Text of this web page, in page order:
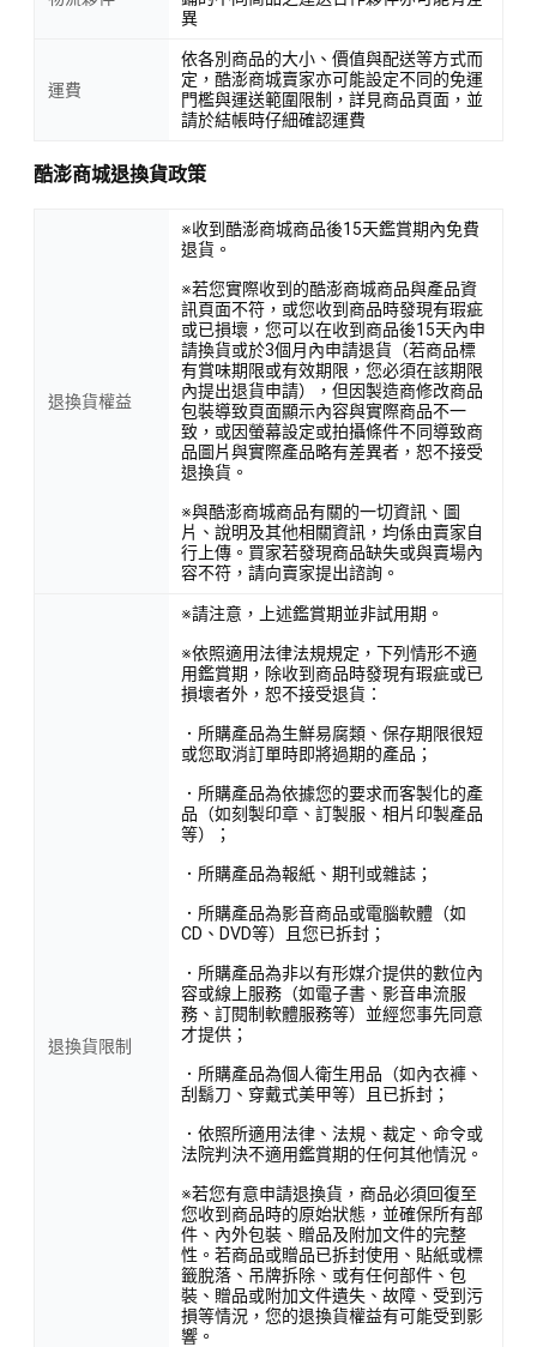
異
運費
依各別商品的大小、價值與配送等方式而
定，酷澎商城賣家亦可能設定不同的免運
門檻與運送範圍限制，詳見商品頁面，並
請於結帳時仔細確認運費
酷澎商城退換貨政策
退換貨權益
※收到酷澎商城商品後15天鑑賞期內免費
退貨。
※若您實際收到的酷澎商城商品與產品資
訊頁面不符，或您收到商品時發現有瑕疵
或已損壞，您可以在收到商品後15天內申
請換貨或於3個月內申請退貨（若商品標
有賞味期限或有效期限，您必須在該期限
內提出退貨申請），但因製造商修改商品
包裝導致頁面顯示內容與實際商品不一
致，或因螢幕設定或拍攝條件不同導致商
品圖片與實際產品略有差異者，恕不接受
退換貨。
※與酷澎商城商品有關的一切資訊、圖
片、說明及其他相關資訊，均係由賣家自
行上傳。買家若發現商品缺失或與賣場內
容不符，請向賣家提出諮詢。
退換貨限制
※請注意，上述鑑賞期並非試用期。
※依照適用法律法規規定，下列情形不適
用鑑賞期，除收到商品時發現有瑕疵或已
損壞者外，恕不接受退貨：
．所購產品為生鮮易腐類、保存期限很短
或您取消訂單時即將過期的產品；
．所購產品為依據您的要求而客製化的產
品（如刻製印章、訂製服、相片印製產品
等）；
．所購產品為報紙、期刊或雜誌；
．所購產品為影音商品或電腦軟體（如
CD、DVD等）且您已拆封；
．所購產品為非以有形媒介提供的數位內
容或線上服務（如電子書、影音串流服
務、訂閱制軟體服務等）並經您事先同意
才提供；
．所購產品為個人衛生用品（如內衣褲、
刮鬍刀、穿戴式美甲等）且已拆封；
．依照所適用法律、法規、裁定、命令或
法院判決不適用鑑賞期的任何其他情況。
※若您有意申請退換貨，商品必須回復至
您收到商品時的原始狀態，並確保所有部
件、內外包裝、贈品及附加文件的完整
性。若商品或贈品已拆封使用、貼紙或標
籤脫落、吊牌拆除、或有任何部件、包
裝、贈品或附加文件遺失、故障、受到污
損等情況，您的退換貨權益有可能受到影
響。